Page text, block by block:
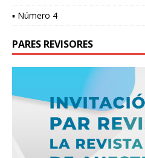
▪ Número 4
PARES REVISORES